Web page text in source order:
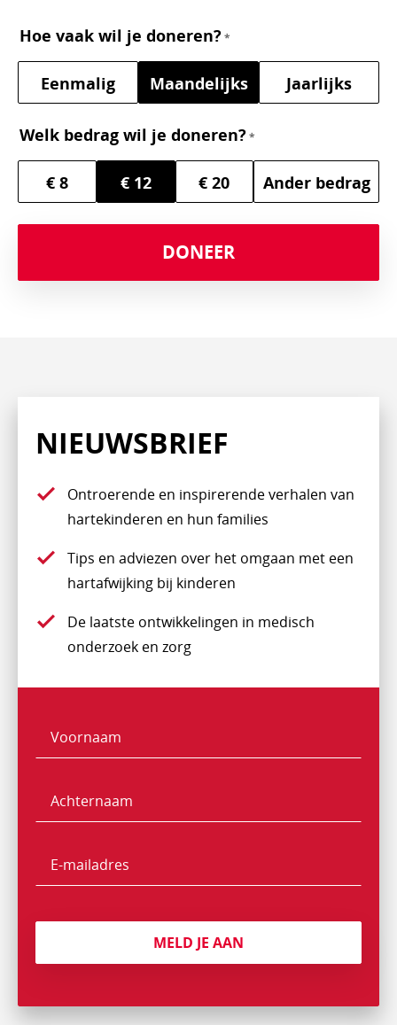
Hoe vaak wil je doneren?
Eenmalig Maandelijks Jaarlijks
Welk bedrag wil je doneren?
€ 8 € 12 € 20 Ander bedrag
DONEER
NIEUWSBRIEF
Ontroerende en inspirerende verhalen van
hartekinderen en hun families
Tips en adviezen over het omgaan met een
hartafwijking bij kinderen
De laatste ontwikkelingen in medisch
onderzoek en zorg
Naam
Voornaam
Achternaam
mailadres
MELD JE AAN